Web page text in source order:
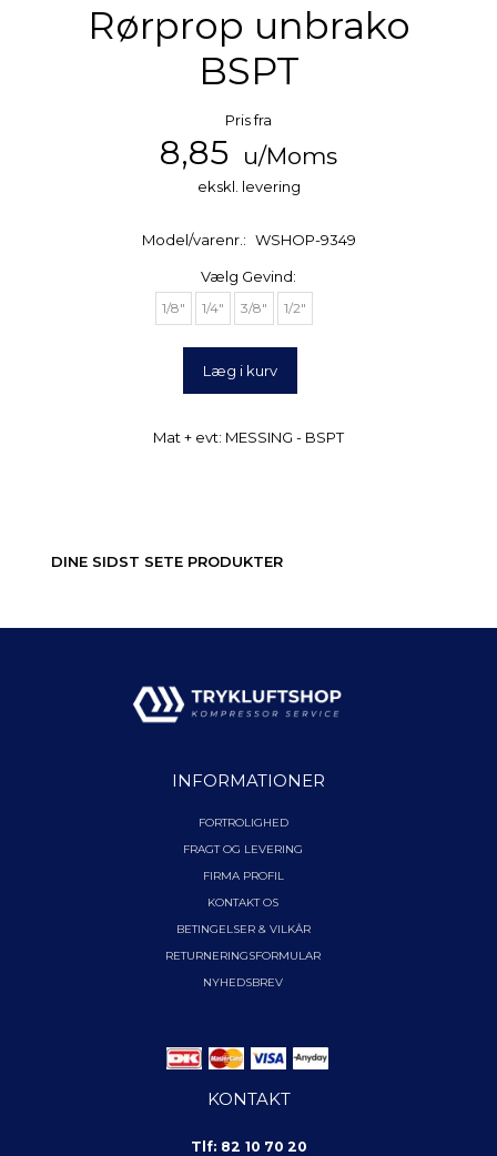
Rørprop unbrako
BSPT
Pris fra
8,85 u/Moms
ekskl. levering
Model/varenr.: WSHOP-9349
Vælg Gevind:
1/8" 1/4" 3/8" 1/2"
Læg i kurv
Mat + evt: MESSING - BSPT
DINE SIDST SETE PRODUKTER
INFORMATIONER
FORTROLIGHED
FRAGT OG LEVERING
FIRMA PROFIL
KONTAKT OS
BETINGELSER & VILKÅR
RETURNERINGSFORMULAR
NYHEDSBREV
KONTAKT
Tlf: 82 10 70 20